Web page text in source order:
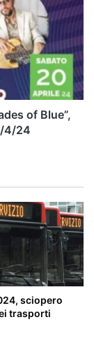
of Blue”,
4/24
sciopero
trasporti